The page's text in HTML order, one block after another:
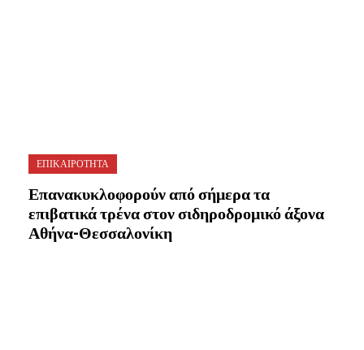
ΕΠΙΚΑΙΡΟΤΗΤΑ
Επανακυκλοφορούν από σήμερα τα
επιβατικά τρένα στον σιδηροδρομικό άξονα
Αθήνα-Θεσσαλονίκη